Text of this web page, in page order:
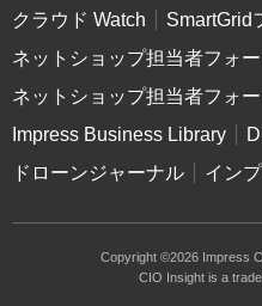
クラウド Watch
SmartGrid
ネットショップ担当者フォ
ネットショップ担当者フォ
Impress Business Library
ドローンジャーナル
イン
Copyright ©2026 Impress
CIO Insight is a